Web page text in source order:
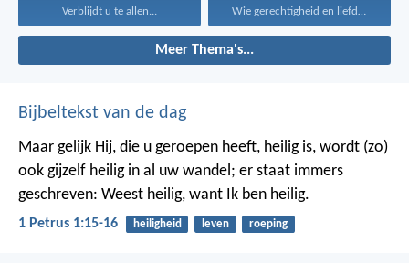
Verblijdt u te allen... Wie gerechtigheid en liefde...
Meer Thema's...
Bijbeltekst van de dag
Maar gelijk Hij, die u geroepen heeft, heilig is, wordt (zo)
ook gijzelf heilig in al uw wandel; er staat immers
geschreven: Weest heilig, want Ik ben heilig.
1 Petrus 1:15-16 heiligheid leven roeping